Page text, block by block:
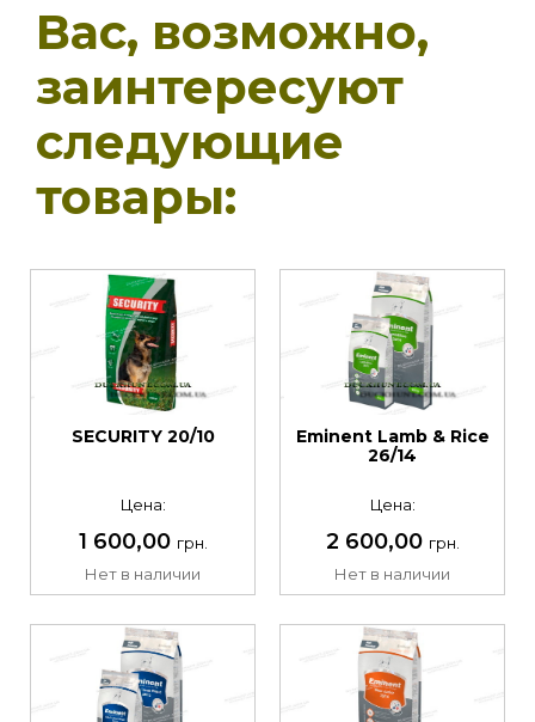
Вас, возможно,
заинтересуют
следующие
товары:
SECURITY 20/10
Цена:
1 600,00 грн.
Нет в наличии
Eminent Lamb & Rice
26/14
Цена:
2 600,00 грн.
Нет в наличии